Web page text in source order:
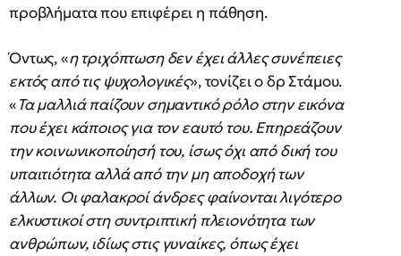
προβλήματα που επιφέρει η πάθηση.
Όντως, «η τριχόπτωση δεν έχει άλλες συνέπειες
εκτός από τις ψυχολογικές», τονίζει ο δρ Στάμου.
«Τα μαλλιά παίζουν σημαντικό ρόλο στην εικόνα
που έχει κάποιος για τον εαυτό του. Επηρεάζουν
την κοινωνικοποίησή του, ίσως όχι από δική του
υπαιτιότητα αλλά από την μη αποδοχή των
άλλων. Οι φαλακροί άνδρες φαίνονται λιγότερο
ελκυστικοί στη συντριπτική πλειονότητα των
ανθρώπων, ιδίως στις γυναίκες, όπως έχει